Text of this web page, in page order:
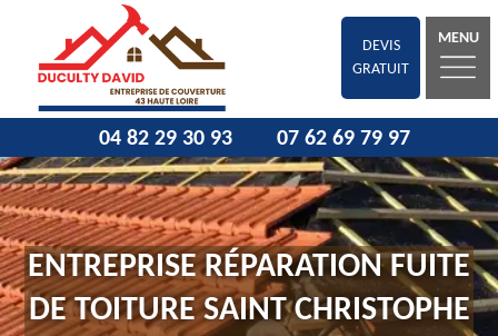
DEVIS
GRATUIT
MENU
04 82 29 30 93 07 62 69 79 97
ENTREPRISE RÉPARATION FUITE
DE TOITURE SAINT CHRISTOPHE